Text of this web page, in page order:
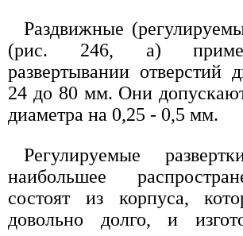
Раздвижные
(рис. 246, а)
развертывании отверстий
24 до 80 мм. Они
диаметра на 0,25 - 0,5 мм.
Регулируемые
наибольшее
состоят из корпуса,
довольно долго, и